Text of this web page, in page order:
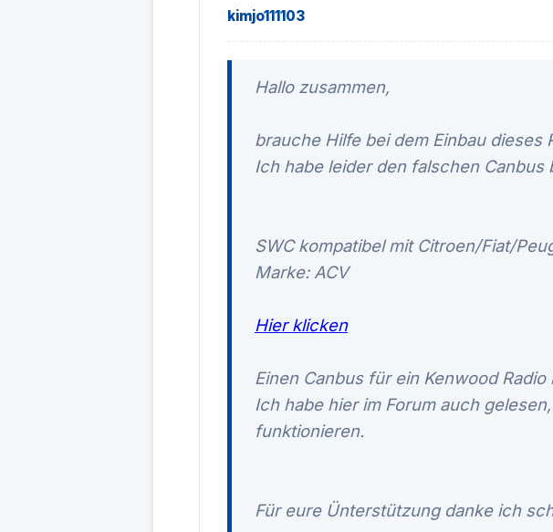
kimjo111103
Hallo zusammen,
brauche Hilfe bei dem Einbau dieses
Ich habe leider den falschen Canbus
SWC kompatibel mit Citroen/Fiat/
Marke: ACV
Hier klicken
Einen Canbus für ein Kenwood
Ich habe hier im Forum auch
funktionieren.
Für eure Ünterstützung danke ich